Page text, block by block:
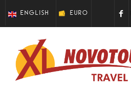
ENGLISH EURO